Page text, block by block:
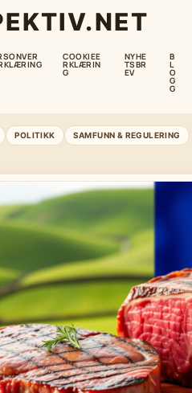
COOKIEE
RKLÆRIN
G
NYHE
TSBR
EV
B
L
O
G
G
POLITIKK SAMFUNN & REGULERING